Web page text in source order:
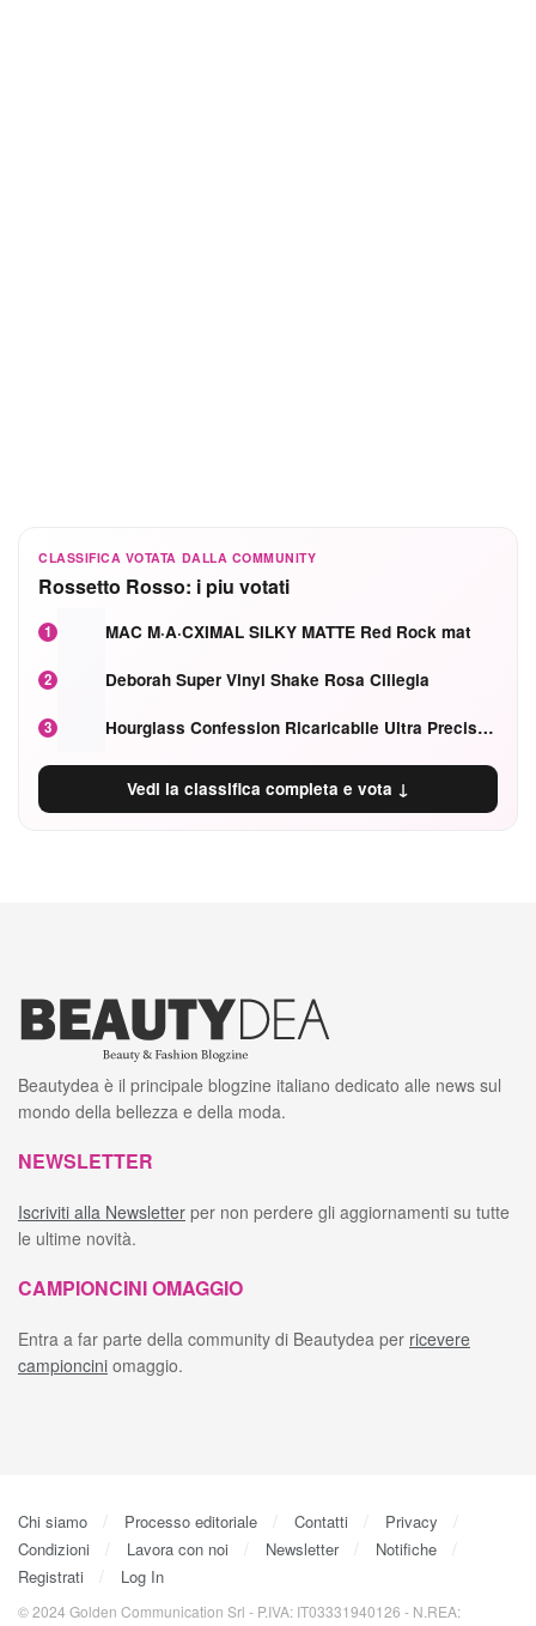
CLASSIFICA VOTATA DALLA COMMUNITY
Rossetto Rosso: i piu votati
1 MAC M·A·CXIMAL SILKY MATTE Red Rock mat
2 Deborah Super Vinyl Shake Rosa Ciliegia
3 Hourglass Confession Ricaricabile Ultra Preciso Ad Alta Intensità Secretly Classic Red
Vedi la classifica completa e vota ↓
Beautydea è il principale blogzine italiano dedicato alle news sul
mondo della bellezza e della moda.
NEWSLETTER
Iscriviti alla Newsletter per non perdere gli aggiornamenti su tutte
le ultime novità.
CAMPIONCINI OMAGGIO
Entra a far parte della community di Beautydea per ricevere
campioncini omaggio.
Chi siamo Processo editoriale Contatti
Privacy
Condizioni
Lavora con noi Newsletter
Notifiche
Registrati
Log In
© 2024 Golden Communication Srl - P.IVA: IT03331940126 - N.REA: